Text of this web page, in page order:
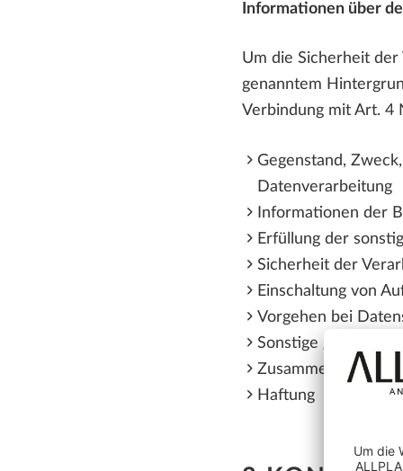
Informationen über
Um die Sicherheit
genanntem
Verbindung mit Art. 4
Gegenstand,
Datenverarbeitung
Informationen der
Erfüllung der
Sicherheit der
Einschaltung von
Vorgehen bei
Sonstige
Zusammenarbeit
Haftung